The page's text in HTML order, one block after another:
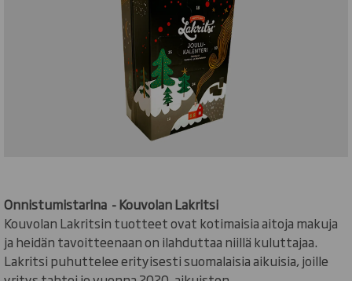
Onnistumistarina - Kouvolan Lakritsi
Kouvolan Lakritsin tuotteet ovat kotimaisia aitoja makuja
ja heidän tavoitteenaan on ilahduttaa niillä kuluttajaa.
Lakritsi puhuttelee erityisesti suomalaisia aikuisia, joille